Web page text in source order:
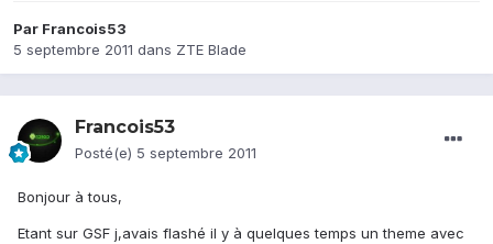
Par Francois53
5 septembre 2011 dans ZTE Blade
Francois53
Posté(e) 5 septembre 2011
Bonjour à tous,
Etant sur GSF j,avais flashé il y à quelques temps un theme avec